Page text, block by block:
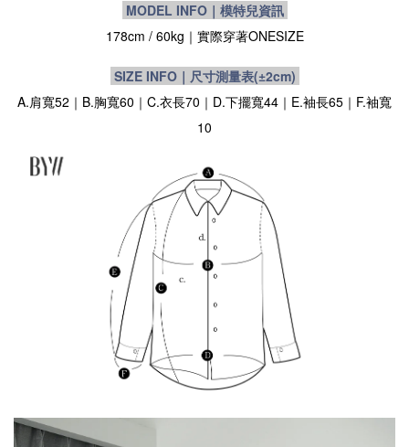
MODEL INFO｜模特兒資訊
178cm / 60kg ｜實際穿著ONESIZE
SIZE INFO｜尺寸測量表(±2cm)
A.肩寬52｜B.胸寬60｜C.衣長70｜D.下擺寬44｜E.袖長65｜F.袖寬
10